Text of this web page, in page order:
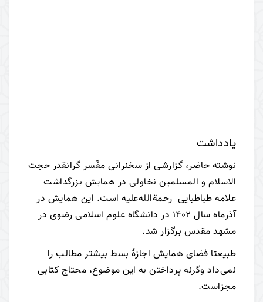
یادداشت
نوشته حاضر، گزارشی از سخنرانی مفّسر گرانقدر حجت
الاسلام و المسلمین نخاولی در همایش بزرگداشت
علامه طباطبایی رحمة‌الله‌علیه است. این همایش در
آذرماه سال 1402 در دانشگاه علوم اسلامی رضوی در
مشهد مقدس برگزار شد.
طبیعتا فضای همایش اجازۀ بسط بیشتر مطالب را
نمی‌داد وگرنه پرداختن به این موضوع، محتاج کتابی
مجزاست.